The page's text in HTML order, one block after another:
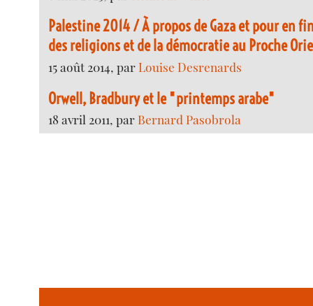
Palestine 2014 / À propos de Gaza et pour en
des religions et de la démocratie au Proche
15 août 2014, parLouise Desrenards
Orwell, Bradbury et le "printemps arabe"
18 avril 2011, par Bernard Pasobrola